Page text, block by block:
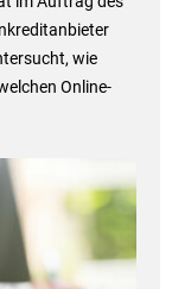
wie
Online-